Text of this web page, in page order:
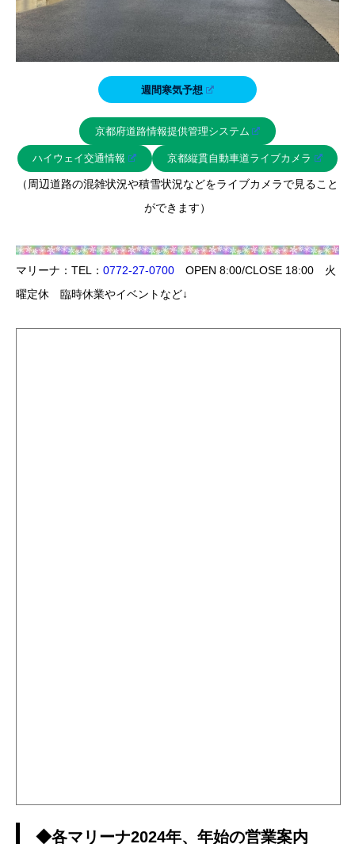
週間寒気予想
京都府道路情報提供管理システム
ハイウェイ交通情報 京都縦貫自動車道ライブカメラ
（周辺道路の混雑状況や積雪状況などをライブカメラで見ること
ができます）
マリーナ：TEL： 0772-27-0700 OPEN 8:00/CLOSE 18:00 火
曜定休 臨時休業やイベントなど↓
◆各マリーナ2024年、年始の営業案内